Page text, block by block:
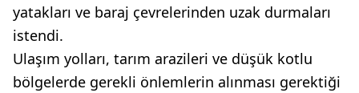
yatakları ve baraj çevrelerinden uzak durmaları
istendi.
Ulaşım yolları, tarım arazileri ve düşük kotlu
bölgelerde gerekli önlemlerin alınması gerektiği